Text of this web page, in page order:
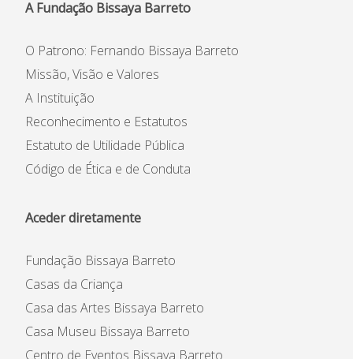
A Fundação Bissaya Barreto
O Patrono: Fernando Bissaya Barreto
Missão, Visão e Valores
A Instituição
Reconhecimento e Estatutos
Estatuto de Utilidade Pública
Código de Ética e de Conduta
Aceder diretamente
Fundação Bissaya Barreto
Casas da Criança
Casa das Artes Bissaya Barreto
Casa Museu Bissaya Barreto
Centro de Eventos Bissaya Barreto